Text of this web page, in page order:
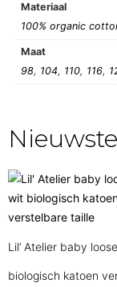
Materiaal
100% organic
Maat
98, 104, 110, 116,
Lil’ Atelier baby
biologisch katoen